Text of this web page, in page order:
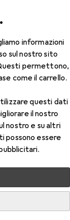
informazioni
sul nostro sito
permettono,
come il carrello.
questi dati
il nostro
nostro e su altri
possono essere
a bussola +